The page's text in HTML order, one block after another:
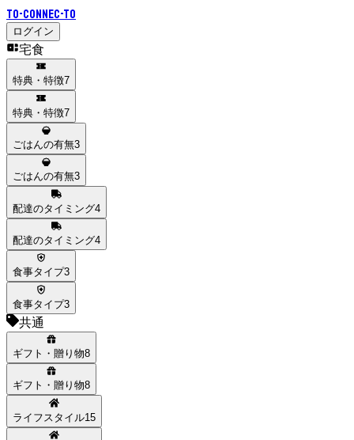
To-Connec-TO
ログイン
宅食
特典・特徴7
特典・特徴7
ごはんの有無3
ごはんの有無3
配達のタイミング4
配達のタイミング4
食事タイプ3
食事タイプ3
共通
ギフト・贈り物8
ギフト・贈り物8
ライフスタイル15